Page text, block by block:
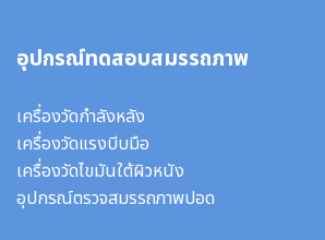
อุปกรณ์ทดสอบสมรรถภาพ
เครื่องวัดกำลังหลัง
เครื่องวัดแรงบีบมือ
เครื่องวัดไขมันใต้ผิวหนัง
อุปกรณ์ตรวจสมรรถภาพปอด